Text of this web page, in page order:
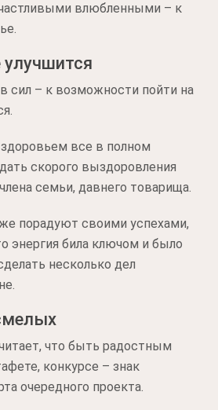
влюбленными – к
сил – к возможности пойти на
все в полном
скорого выздоровления
семьи, давнего товарища.
порадуют своими успехами,
энергия била ключом и было
несколько дел
что быть радостным
конкурсе – знак
очередного проекта.